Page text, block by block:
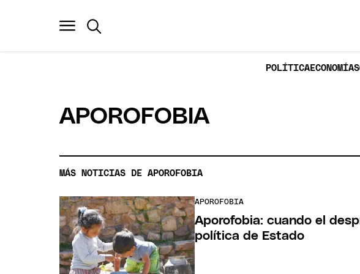
POLÍTICAECONOMÍA
APOROFOBIA
MÁS NOTICIAS DE APOROFOBIA
APOROFOBIA
Aporofobia: cuando el
política de Estado